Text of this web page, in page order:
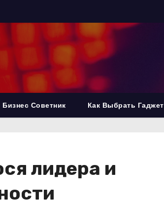
Бизнес Советник Как Выбрать Гаджет
лидера и